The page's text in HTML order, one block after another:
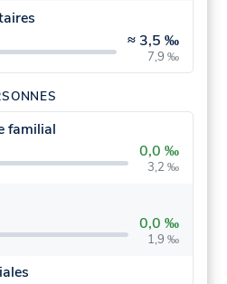
≈ 3,5 ‰
7,9 ‰
familial
0,0 ‰
3,2 ‰
0,0 ‰
1,9 ‰